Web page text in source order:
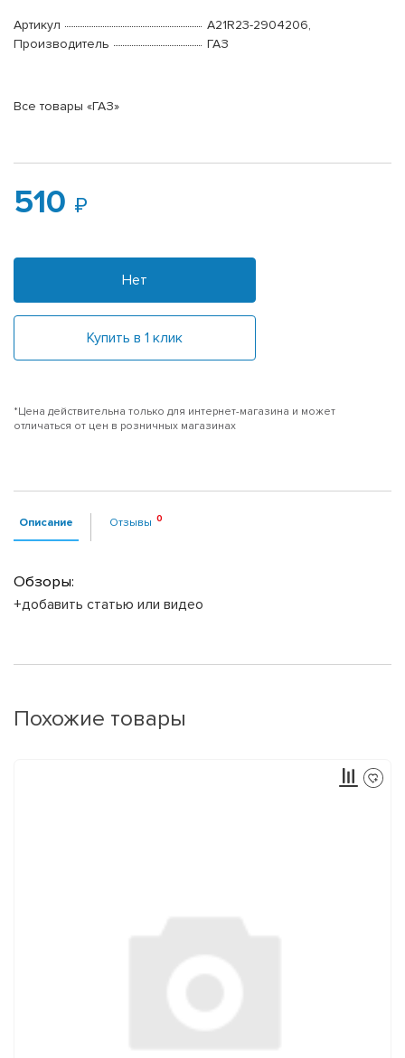
Артикул
А21R23-2904206,
Производитель
ГАЗ
Все товары «ГАЗ»
510
Нет
Купить в 1 клик
*Цена действительна только для интернет-магазина и может
отличаться от цен в розничных магазинах
Описание Отзывы
Обзоры:
+добавить статью или видео
Похожие товары